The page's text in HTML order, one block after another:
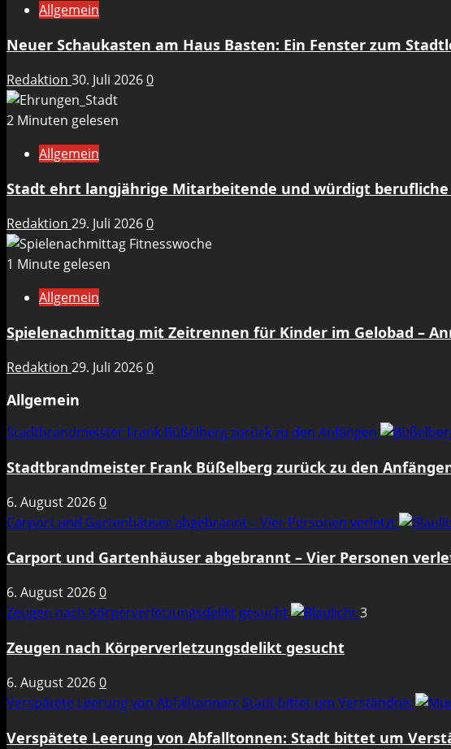
Allgemein
Neuer Schaukasten am Haus Basten: Ein Fenster zum
Redaktion 30. Juli 20260
2 Minuten gelesen
Allgemein
Stadt ehrt langjährige Mitarbeitende und würdigt
Redaktion 29. Juli 20260
1 Minute gelesen
Allgemein
Spielenachmittag mit Zeitrennen für Kinder im Gelobad –
Redaktion 29. Juli 20260
Allgemein
Stadtbrandmeister Frank Büßelberg zurück zu den Anfängen
Stadtbrandmeister Frank Büßelberg zurück zu den
6. August 20260
Carport und Gartenhäuser abgebrannt – Vier Personen verletzt
Carport und Gartenhäuser abgebrannt – Vier Personen
6. August 20260
Zeugen nach Körperverletzungsdelikt gesucht
3
Zeugen nach Körperverletzungsdelikt gesucht
6. August 20260
Verspätete Leerung von Abfalltonnen: Stadt bittet um Verständnis
Verspätete Leerung von Abfalltonnen: Stadt bittet um